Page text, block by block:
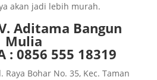
akan jadi lebih murah.
Aditama Bangun
Mulia
: 0856 555 18319
Raya Bohar No. 35, Kec. Taman